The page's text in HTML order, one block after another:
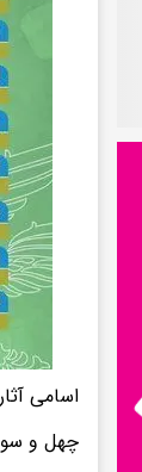
اسامی
چهل و سومین